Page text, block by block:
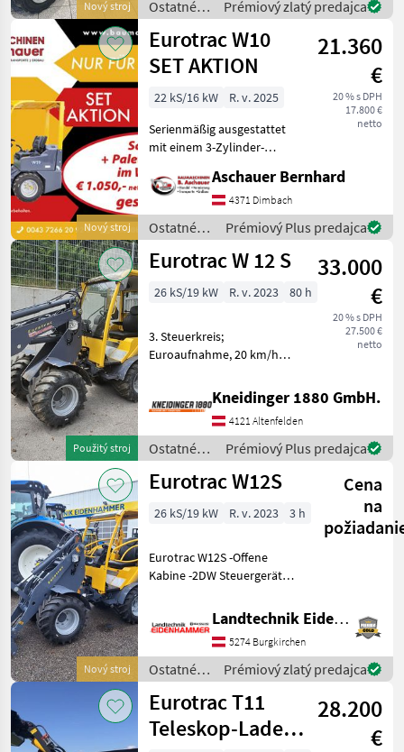
Nový stroj
Ostatné
poľnohospodárske
silové
stroje /
Eurotrac
Prémiový zlatý predajca
Nový stroj
Eurotrac W10
SET AKTION
21.360
€
20 % s DPH
17.800 €
netto
22 kS/16 kW
R. v. 2025
Serienmäßig ausgestattet
mit einem 3-Zylinder-
hydrostatischen Antrieb,
einer Joystick-Steuerung
mit Zusatzfunktion und
einem hydraulischen
Schnel
Aschauer Bernhard
4371 Dimbach
Ostatné
poľnohospodárske
silové
Eurotrac
Prémiový Plus predajca
Použitý stroj
Eurotrac W 12 S
33.000
€
20 % s DPH
27.500 €
netto
26 kS/19 kW R. v. 2023 80 h
3. Steuerkreis;
Euroaufnahme, 20 km/h
hydraulický kruh, Vodičská
kabína Ostatné
poľnohospodárske silové
stroje Majerské nakladaće
Kneidinger 1880 GmbH.
4121 Altenfelden
Ostatné
poľnohospodárske
silové
Eurotrac
Prémiový Plus predajca
Nový stroj
Eurotrac W12S
Cena
na
26 kS/19 kW R. v. 2023 3 h
Eurotrac W12S -Offene
Kabine -2DW Steuergeräte -
-Euroaufnahme -Bereifung:
31+15.50-15NHS -
Multifunktionsj
Landtechnik Eidenhammer GmbH
5274 Burgkirchen
Ostatné
poľnohospodárske
silové
stroje /
Eurotrac
Prémiový zlatý predajca
Eurotrac T11
Teleskop-Lader
28.200
€